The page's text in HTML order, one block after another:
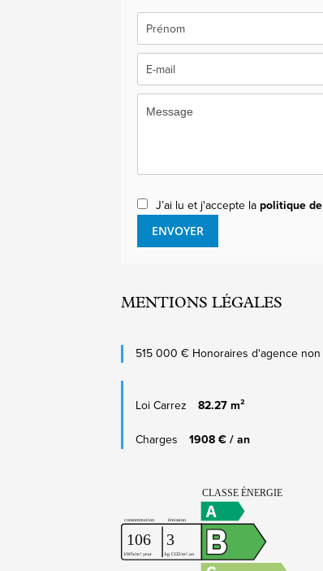
J’ai lu et j'accepte la politique
ENVOYER
MENTIONS LÉGALES
515 000 € Honoraires d'agence non
Loi Carrez 82.27 m²
Charges 1908 € / an